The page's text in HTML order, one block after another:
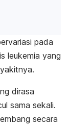
pada
leukemia yang
dirasa
sama sekali.
secara